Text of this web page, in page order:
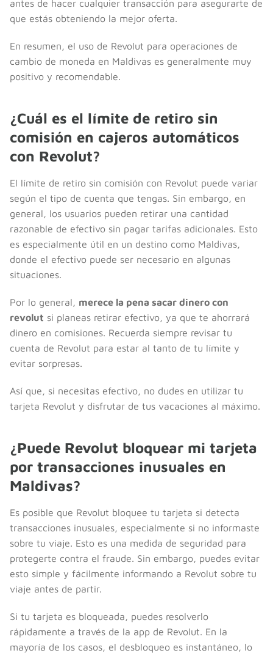
antes de hacer cualquier transacción para asegurarte de
que estás obteniendo la mejor oferta.
En resumen, el uso de Revolut para operaciones de
cambio de moneda en Maldivas es generalmente muy
positivo y recomendable.
¿Cuál es el límite de retiro sin
comisión en cajeros automáticos
con Revolut?
El límite de retiro sin comisión con Revolut puede variar
según el tipo de cuenta que tengas. Sin embargo, en
general, los usuarios pueden retirar una cantidad
razonable de efectivo sin pagar tarifas adicionales. Esto
es especialmente útil en un destino como Maldivas,
donde el efectivo puede ser necesario en algunas
situaciones.
Por lo general, merece la pena sacar dinero con
revolut si planeas retirar efectivo, ya que te ahorrará
dinero en comisiones. Recuerda siempre revisar tu
cuenta de Revolut para estar al tanto de tu límite y
evitar sorpresas.
Así que, si necesitas efectivo, no dudes en utilizar tu
tarjeta Revolut y disfrutar de tus vacaciones al máximo.
¿Puede Revolut bloquear mi tarjeta
por transacciones inusuales en
Maldivas?
Es posible que Revolut bloquee tu tarjeta si detecta
transacciones inusuales, especialmente si no informaste
sobre tu viaje. Esto es una medida de seguridad para
protegerte contra el fraude. Sin embargo, puedes evitar
esto simple y fácilmente informando a Revolut sobre tu
viaje antes de partir.
Si tu tarjeta es bloqueada, puedes resolverlo
rápidamente a través de la app de Revolut. En la
mayoría de los casos, el desbloqueo es instantáneo, lo